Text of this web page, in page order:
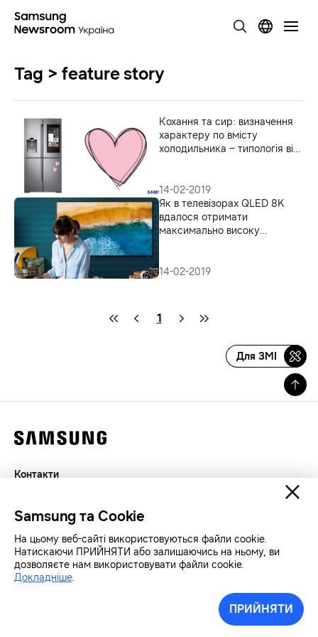
Tag > feature story
Кохання та сир: визначення
характеру по вмісту
холодильника – типологія від
14-02-2019
Як в телевізорах QLED 8K
вдалося отримати
максимально високу
14-02-2019
1
Для ЗМІ
Контакти
Конфіденційність
SAMSUNG.COM
Авторські права© SAMSUNG Всі права захищенно.
Samsung та Cookie
На цьому веб-сайті використовуються файли cookie.
Натискаючи ПРИЙНЯТИ або залишаючись на ньому, ви
дозволяєте нам використовувати файли cookie.
Докладніше.
ПРИЙНЯТИ